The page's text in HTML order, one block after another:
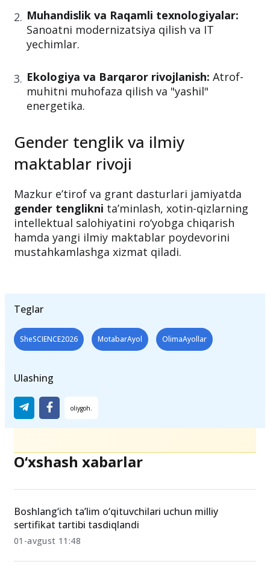
Muhandislik va Raqamli texnologiyalar:
Sanoatni modernizatsiya qilish va IT
yechimlar.
Ekologiya va Barqaror rivojlanish: Atrof-
muhitni muhofaza qilish va "yashil"
energetika.
Gender tenglik va ilmiy
maktablar rivoji
Mazkur e’tirof va grant dasturlari jamiyatda
gender tenglikni ta’minlash, xotin-qizlarning
intellektual salohiyatini ro‘yobga chiqarish
hamda yangi ilmiy maktablar poydevorini
mustahkamlashga xizmat qiladi.
Teglar
SheSCIENCE2026 MotabarAyol OlimaAyollar
Ulashing
O‘xshash xabarlar
Boshlang‘ich ta’lim o‘qituvchilari uchun milliy
sertifikat tartibi tasdiqlandi
01-avgust 11:48